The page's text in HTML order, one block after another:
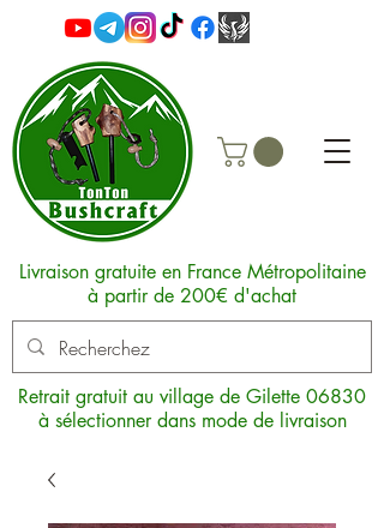
Livraison gratuite en France Métropolitaine
à partir de 200€ d'achat
Retrait gratuit au village de Gilette 06830
à sélectionner dans mode de livraison